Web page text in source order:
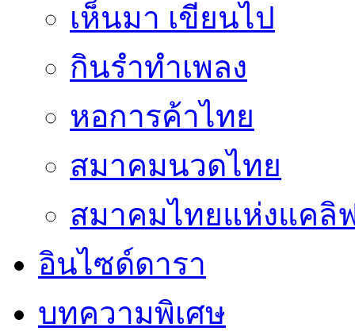
เห็นมา เขียนไป
กินรำทำเพลง
หอการค้าไทย
สมาคมนวดไทย
สมาคมไทยแห่งแคลิ
อินไซด์ดารา
บทความพิเศษ